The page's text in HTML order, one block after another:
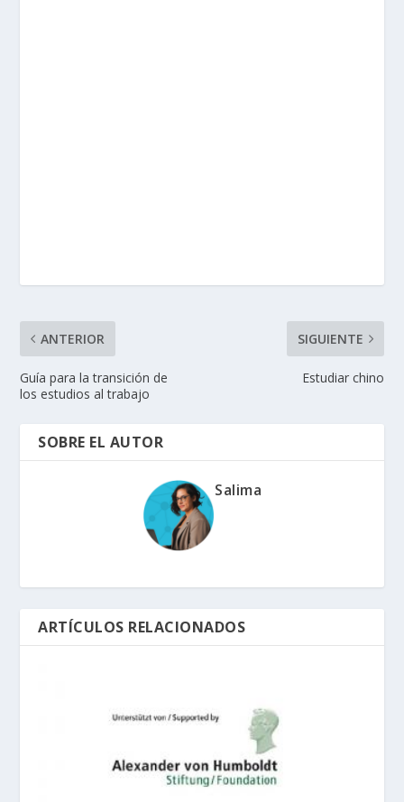
ANTERIOR
Guía para la transición de
los estudios al trabajo
SIGUIENTE
Estudiar chino
SOBRE EL AUTOR
Salima
ARTÍCULOS RELACIONADOS